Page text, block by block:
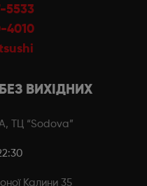
5533
4010
ВИХІДНИХ
ТЦ “Sodova”
Калини 35